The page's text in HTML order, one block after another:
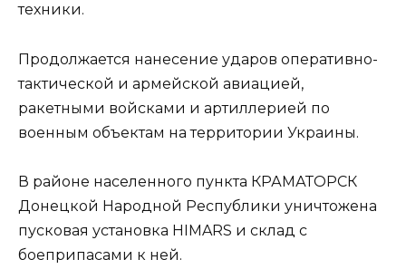
техники.
Продолжается нанесение ударов оперативно-
тактической и армейской авиацией,
ракетными войсками и артиллерией по
военным объектам на территории Украины.
В районе населенного пункта КРАМАТОРСК
Донецкой Народной Республики уничтожена
пусковая установка HIMARS и склад c
боеприпасами к ней.